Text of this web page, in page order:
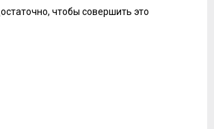
чтобы совершить это